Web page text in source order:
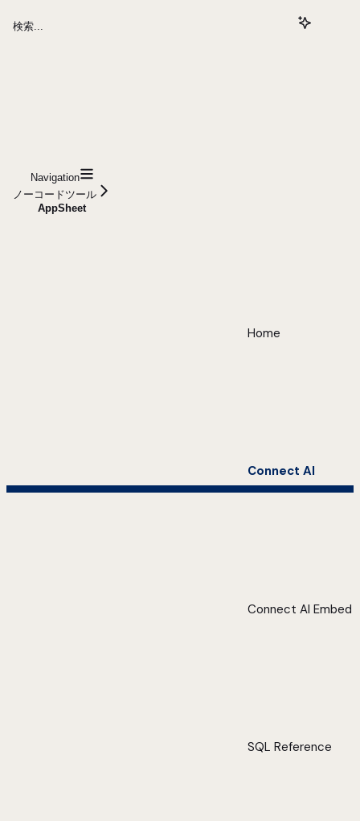
検索...
Navigation
ノーコードツール
AppSheet
Home
Connect AI
Connect AI Embed
SQL Reference